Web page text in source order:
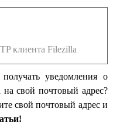
клиента Filezilla
уведомления о
на свой почтовый адрес?
свой почтовый адрес и